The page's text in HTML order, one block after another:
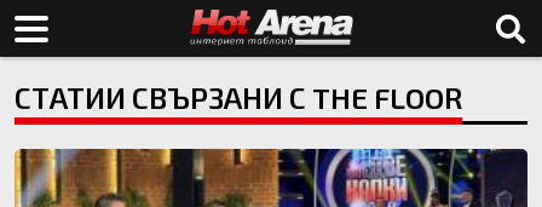
СТАТИИ СВЪРЗАНИ С THE FLOOR